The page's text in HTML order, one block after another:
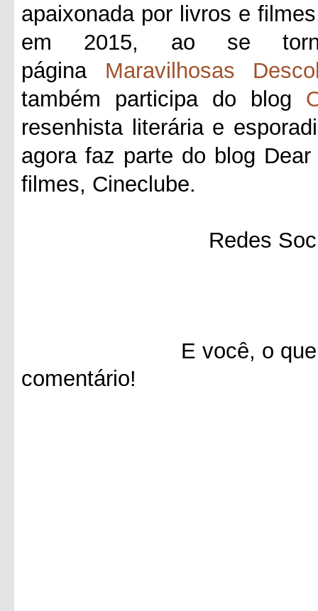
apaixonada por livros e
em 2015, ao se
página Maravilhosas
também participa do blog
resenhista literária e
agora faz parte do blog
filmes, Cineclube.
Redes
E você, o que achou
comentário!